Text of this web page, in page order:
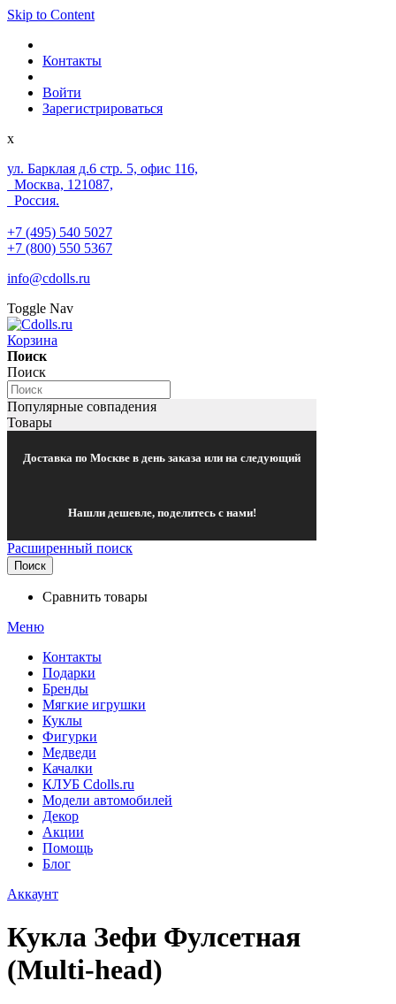
Skip to Content
Контакты
Войти
Зарегистрироваться
x
ул. Барклая д.6 стр. 5, офис 116,
Москва, 121087,
Россия.
+7 (495) 540 5027
+7 (800) 550 5367
info@cdolls.ru
Toggle Nav
Корзина
Поиск
Поиск
Популярные совпадения
Товары
Доставка по Москве в день заказа или на следующий
Нашли дешевле, поделитесь с нами!
Расширенный поиск
Поиск
Сравнить товары
Меню
Контакты
Подарки
Бренды
Мягкие игрушки
Куклы
Фигурки
Медведи
Качалки
КЛУБ Cdolls.ru
Модели автомобилей
Декор
Акции
Помощь
Блог
Аккаунт
Кукла Зефи Фулсетная
(Multi-head)